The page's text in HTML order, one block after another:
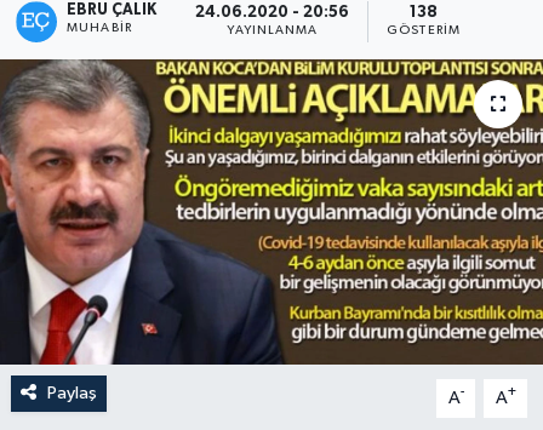
EBRU ÇALIK
MUHABIR
24.06.2020 - 20:56
YAYINLANMA
138
GÖSTERIM
Paylaş A- A+